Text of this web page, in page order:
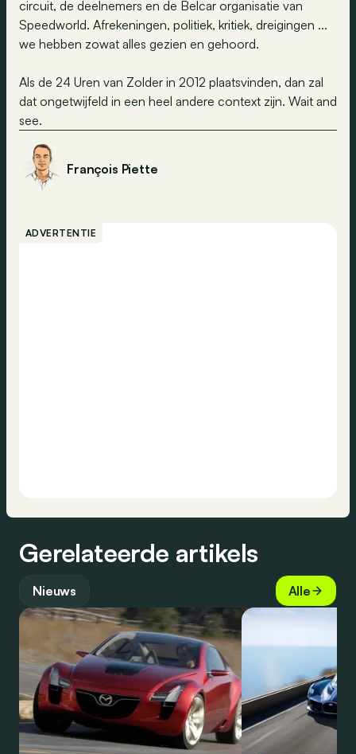
circuit, de deelnemers en de Belcar organisatie van
Speedworld. Afrekeningen, politiek, kritiek, dreigingen ...
we hebben zowat alles gezien en gehoord.
Als de 24 Uren van Zolder in 2012 plaatsvinden, dan zal
dat ongetwijfeld in een heel andere context zijn. Wait and
see.
François Piette
ADVERTENTIE
Gerelateerde artikels
Nieuws Alle